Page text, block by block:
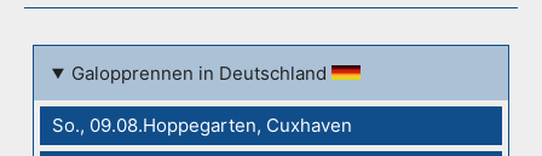
Galopprennen in Deutschland
So., 09.08.Hoppegarten, Cuxhaven